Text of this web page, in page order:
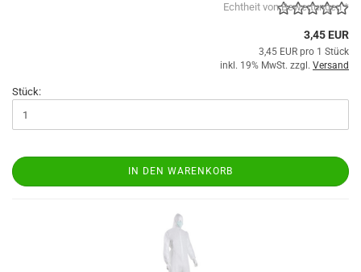
Echtheit von Bewertungen *
3,45 EUR
3,45 EUR pro 1 Stück
inkl. 19% MwSt. zzgl. Versand
Stück:
IN DEN WARENKORB